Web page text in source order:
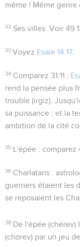
même ! Même genre
32 Ses villes . Voir
33 Voyez Esaïe 14.17
34 Comparez31.11 ;
rend la pensée plus
trouble (irgiz).
sa puissance ; et la
ambition de la cité
35 L'épée : comparez
36 Charlatans :
guerriers étaient les
se reposaient les
38 De l'épée (chérev)
(chorev) par un jeu